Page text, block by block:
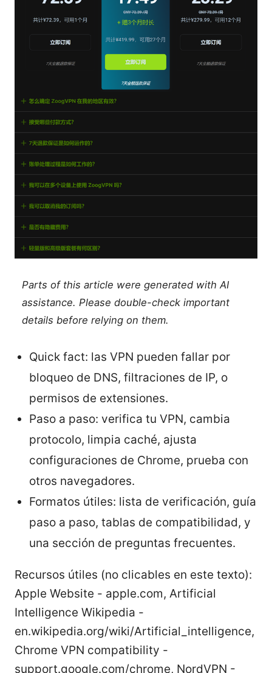
Parts of this article were generated with AI
assistance. Please double-check important
details before relying on them.
Quick fact: las VPN pueden fallar por
bloqueo de DNS, filtraciones de IP, o
permisos de extensiones.
Paso a paso: verifica tu VPN, cambia
protocolo, limpia caché, ajusta
configuraciones de Chrome, prueba con
otros navegadores.
Formatos útiles: lista de verificación, guía
paso a paso, tablas de compatibilidad, y
una sección de preguntas frecuentes.
Recursos útiles (no clicables en este texto):
Apple Website - apple.com, Artificial
Intelligence Wikipedia -
en.wikipedia.org/wiki/Artificial_intelligence,
Chrome VPN compatibility -
support.google.com/chrome, NordVPN -